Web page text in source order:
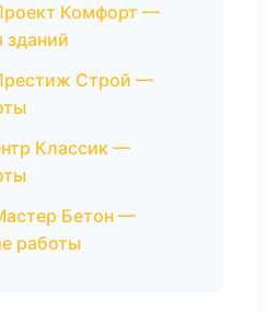
Комфорт —
зданий
Строй —
Классик —
Бетон —
работы